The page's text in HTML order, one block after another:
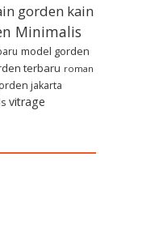
gorden kain
Minimalis
model gorden
terbaru roman
jakarta
vitrage